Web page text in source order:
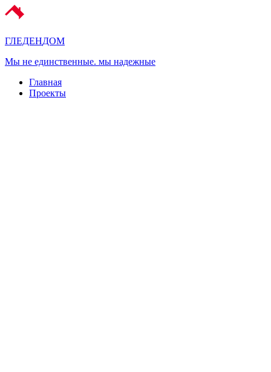
ГЛЕДЕНДОМ
Мы не единственные. мы надежные
Главная
Проекты